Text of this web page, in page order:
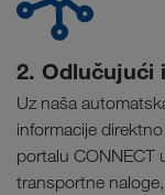
2. Odlučujući
Uz naša
informacije
portalu CONNECT
transportne